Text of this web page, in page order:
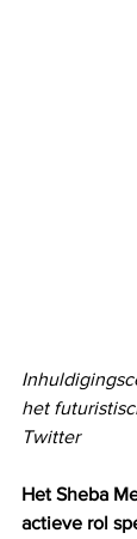
het
Twitter
Het Sheba
actieve rol